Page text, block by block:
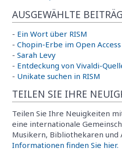
AUSGEWÄHLTE
- Ein Wort über RISM
- Chopin-Erbe im Open Access
- Sarah Levy
- Entdeckung von Vivaldi-
- Unikate suchen in RISM
TEILEN SIE IHRE
Teilen Sie Ihre Neuigkeiten
eine internationale
Musikern, Bibliothekaren und
Informationen finden Sie hier.